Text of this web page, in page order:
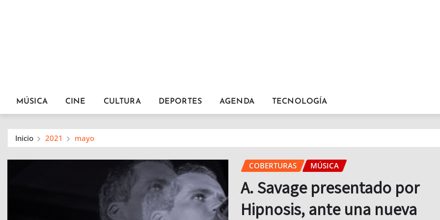
MÚSICA CINE CULTURA DEPORTES AGENDA TECNOLOGÍA
Inicio 2021 mayo
COBERTURAS MÚSICA
A. Savage presentado por
Hipnosis, ante una nueva